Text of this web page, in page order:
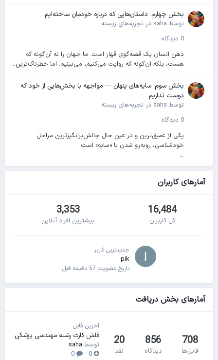
بخش چهارم: داستان‌هایی که درباره خودمان ساخته‌ایم
توسطsahaدرتجربه‌های زیسته
0 دیدگاه
ذهن انسان یک قصه‌گوی قهار است. ما جهان را نه آن‌گونه که
هست، بلکه آن‌گونه که روایت می‌کنیم، می‌بینیم. اما خطرناک‌ترین...
بخش سوم: سایه‌های پنهان — مواجهه با بخش‌هایی از خود که
دوست نداریم
توسطsahaدرتجربه‌های زیسته
0 دیدگاه
یکی از عمیق‌ترین و در عین حال چالش‌برانگیزترین مراحل
خودشناسی، روبه‌رو شدن با «سایه» است.
...
آمارهای کاربران
16,484
کل کاربران
3,353
بیشترین افراد آنلاین
جدیدترین کاربر
pik
تاریخ عضویت57 دقیقه قبل
آمارهای بخش دریافت
708
فایل‌ها
856
دیدگاه
20
نقد
آخرین فایل
فلش کارت رشته مهندسی پزشکی
توسطsaha
0
0